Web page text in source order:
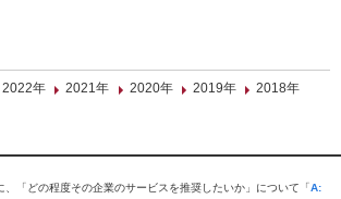
2022年 2021年 2020年 2019年 2018年
、「どの程度その企業のサービスを推奨したいか」について「A: